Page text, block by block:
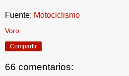
Fuente: Motociclismo
Voro
Compartir
66 comentarios: